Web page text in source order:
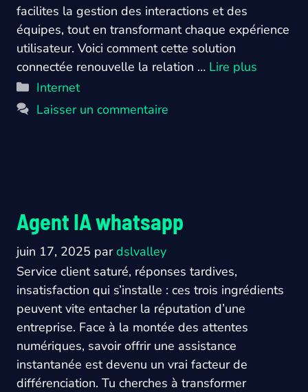
facilites la gestion des interactions et des
équipes, tout en transformant chaque expérience
utilisateur. Voici comment cette solution
connectée renouvelle la relation … Lire plus
Catégories
Internet
Laisser un commentaire
Agent IA whatsapp
juin 17, 2025 pardslvalley
Service client saturé, réponses tardives,
insatisfaction qui s’installe : ces trois ingrédients
peuvent vite entacher la réputation d’une
entreprise. Face à la montée des attentes
numériques, savoir offrir une assistance
instantanée est devenu un vrai facteur de
différenciation. Tu cherches à transformer